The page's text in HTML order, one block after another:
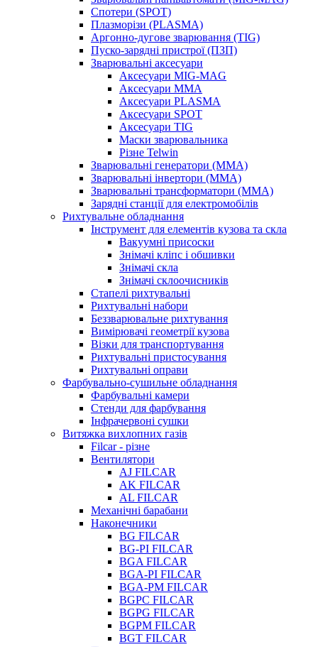
Спотери (SPOT)
Плазморізи (PLASMA)
Аргонно-дугове зварювання (TIG)
Пуско-зарядні пристрої (ПЗП)
Зварювальні аксесуари
Аксесуари MIG-MAG
Аксесуари MMA
Аксесуари PLASMA
Аксесуари SPOT
Аксесуари TIG
Маски зварювальника
Різне Telwin
Зварювальні генератори (MMA)
Зварювальні інвертори (MMA)
Зварювальні трансформатори (MMA)
Зарядні станції для електромобілів
Рихтувальне обладнання
Інструмент для елементів кузова та скла
Вакуумні присоски
Знімачі кліпс і обшивки
Знімачі скла
Знімачі склоочисників
Стапелі рихтувальні
Рихтувальні набори
Беззварювальне рихтування
Вимірювачі геометрії кузова
Візки для транспортування
Рихтувальні пристосування
Рихтувальні оправи
Фарбувально-сушильне обладнання
Фарбувальні камери
Стенди для фарбування
Інфрачервоні сушки
Витяжка вихлопних газів
Filcar - різне
Вентилятори
AJ FILCAR
AK FILCAR
AL FILCAR
Механічні барабани
Наконечники
BG FILCAR
BG-PI FILCAR
BGA FILCAR
BGA-PI FILCAR
BGA-PM FILCAR
BGPC FILCAR
BGPG FILCAR
BGPM FILCAR
BGT FILCAR